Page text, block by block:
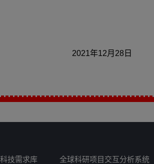
2021年12月28日
技需求库 全球科研项目交互分析系统